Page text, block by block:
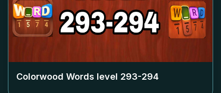
Colorwood Words level 293-294